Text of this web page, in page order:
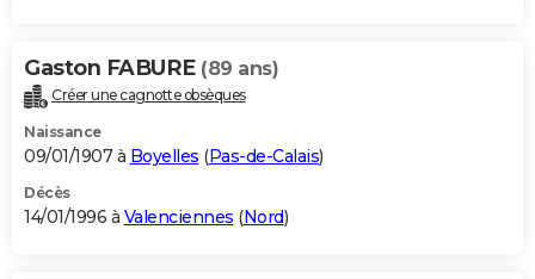
Gaston FABURE (89 ans)
Créer une cagnotte obsèques
Naissance
09/01/1907 à Boyelles (Pas-de-Calais)
Décès
14/01/1996 à Valenciennes (Nord)